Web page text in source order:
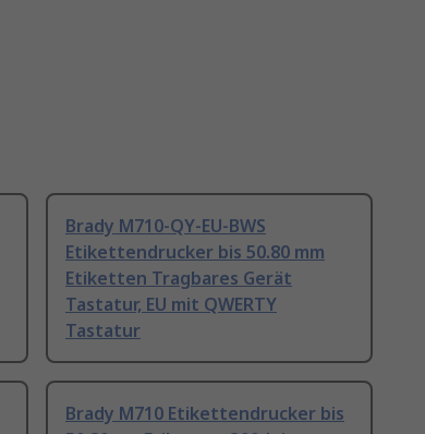
Brady M710-QY-EU-BWS
Etikettendrucker bis 50.80 mm
Etiketten Tragbares Gerät
Tastatur, EU mit QWERTY
Tastatur
Brady M710 Etikettendrucker bis